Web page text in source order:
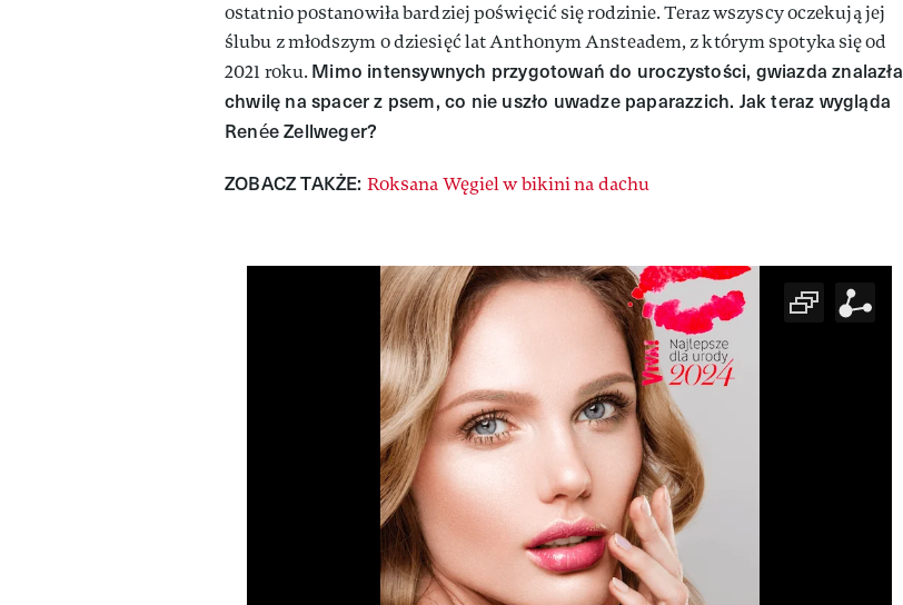
ostatnio postanowiła bardziej poświęcić się rodzinie. Teraz wszyscy oczekują jej
ślubu z młodszym o dziesięć lat Anthonym Ansteadem, z którym spotyka się od
2021 roku. Mimo intensywnych przygotowań do uroczystości, gwiazda znalazła
chwilę na spacer z psem, co nie uszło uwadze paparazzich. Jak teraz wygląda
Renée Zellweger?
ZOBACZ TAKŻE: Roksana Węgiel w bikini na dachu